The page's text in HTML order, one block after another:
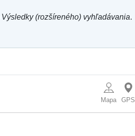
Výsledky (rozšíreného) vyhľadávania.
Mapa GPS